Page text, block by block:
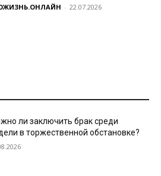
- 22.07.2026
ли заключить брак среди
в торжественной обстановке?